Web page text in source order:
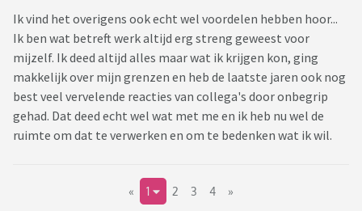
Ik vind het overigens ook echt wel voordelen hebben hoor...
Ik ben wat betreft werk altijd erg streng geweest voor
mijzelf. Ik deed altijd alles maar wat ik krijgen kon, ging
makkelijk over mijn grenzen en heb de laatste jaren ook nog
best veel vervelende reacties van collega's door onbegrip
gehad. Dat deed echt wel wat met me en ik heb nu wel de
ruimte om dat te verwerken en om te bedenken wat ik wil.
« 1 2 3 4 »